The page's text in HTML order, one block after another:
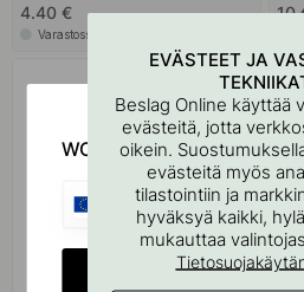
4.40 €
Varastossa
10
EVÄSTEET JA
Beslag Online käyttää
evästeitä, jotta
oikein.
evästeitä myös
tilastointiin ja
hyväksyä kaikki,
mukauttaa
WOULD YOU RATHER
EU
CHANGE